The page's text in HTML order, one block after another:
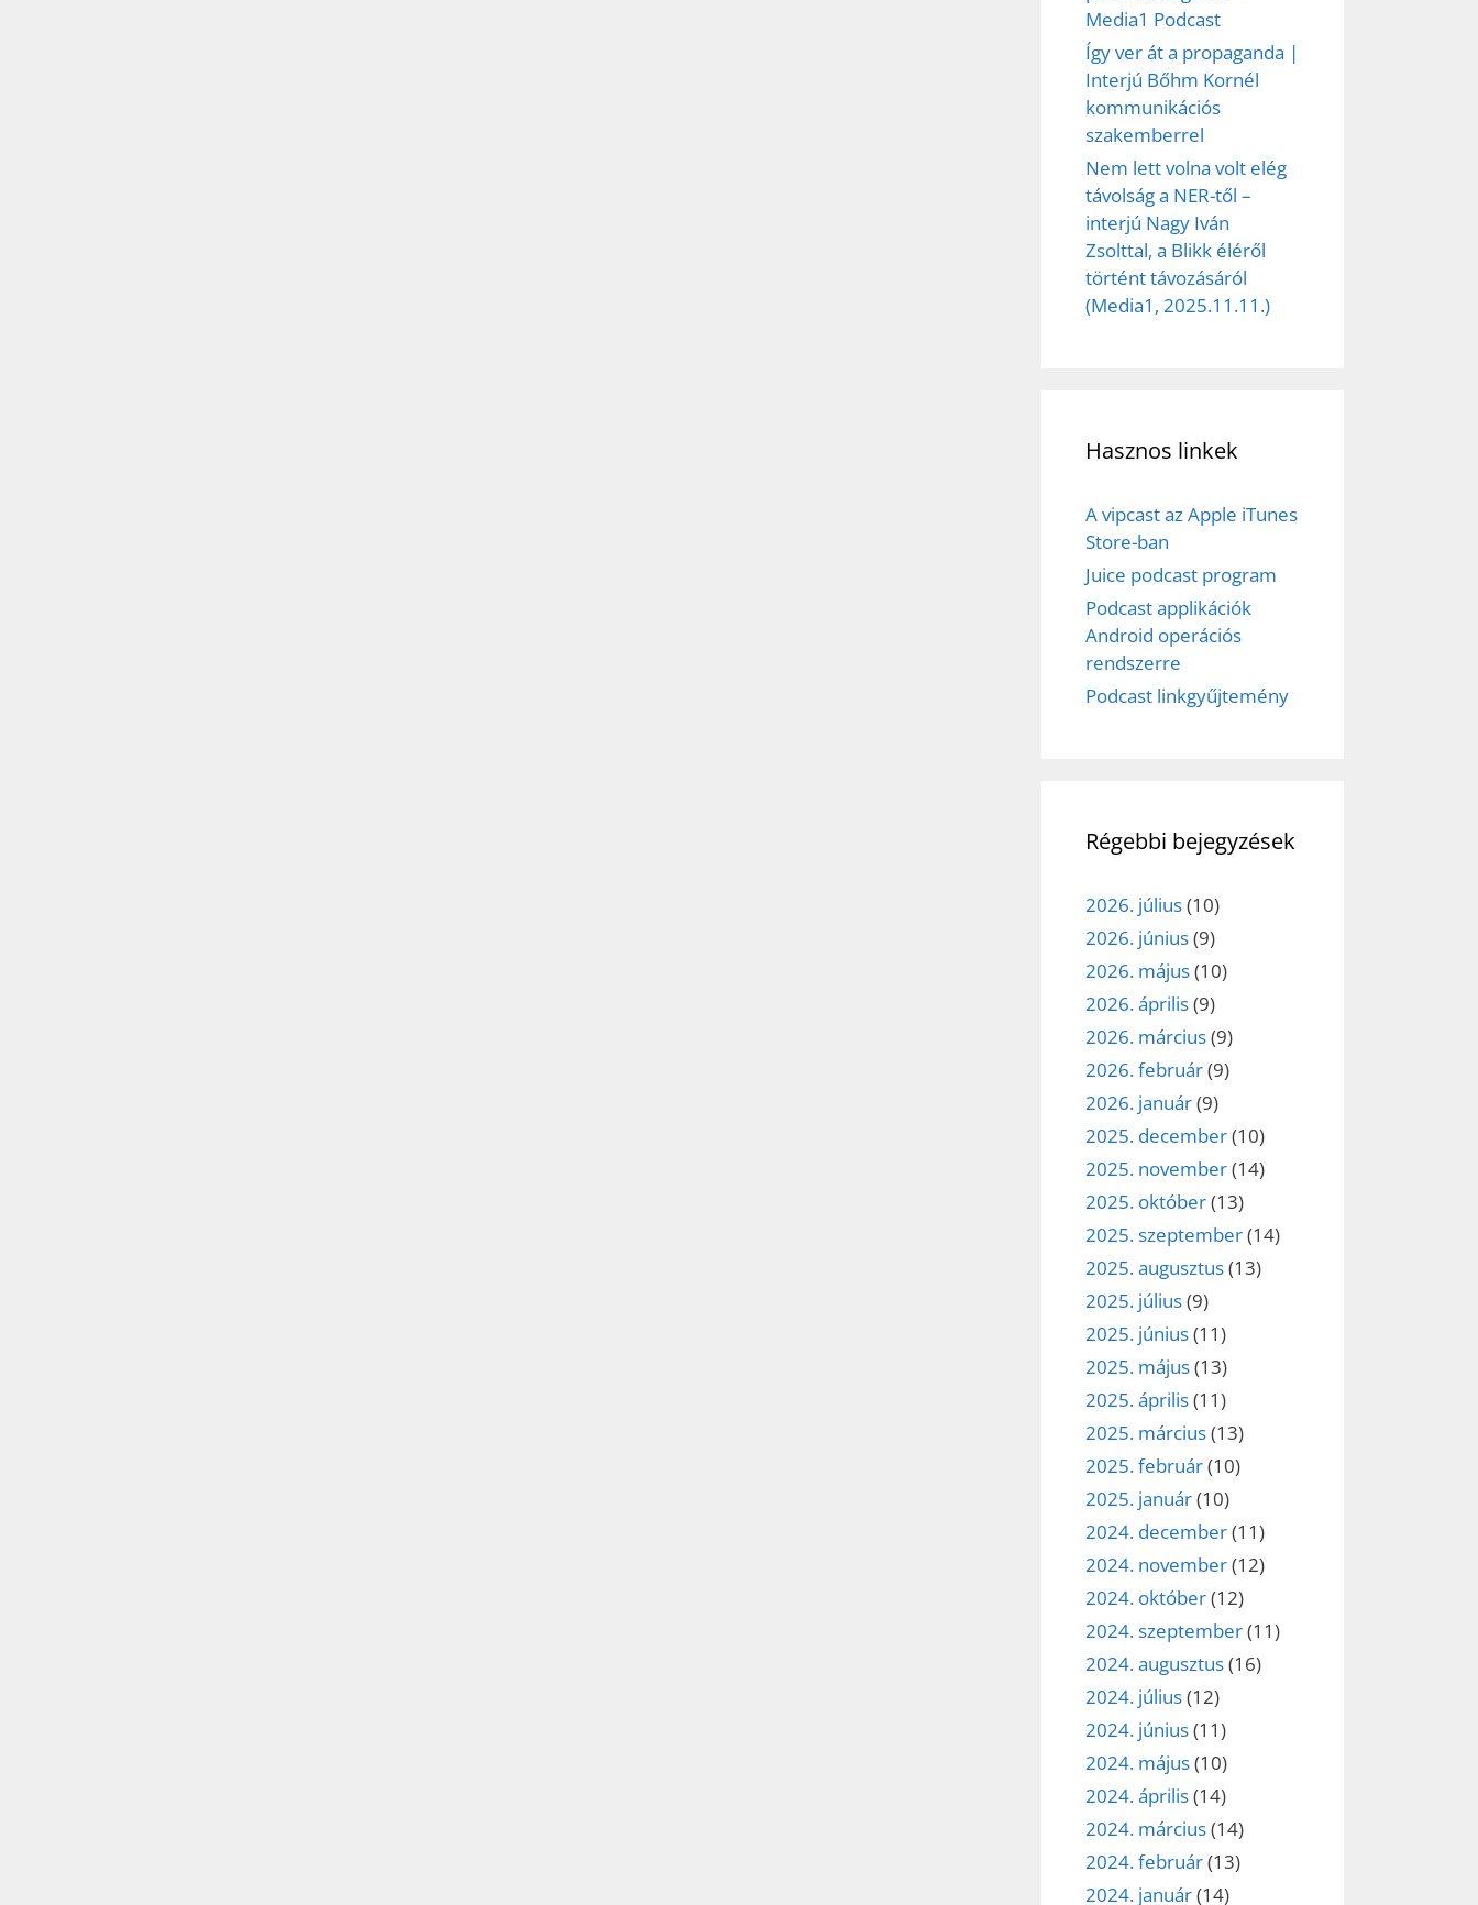
Media1 Podcast
Így ver át a propaganda |
Interjú Bőhm Kornél
kommunikációs
szakemberrel
Nem lett volna volt elég
távolság a NER-től –
interjú Nagy Iván
Zsolttal, a Blikk éléről
történt távozásáról
(Media1, 2025.11.11.)
Hasznos linkek
A vipcast az Apple iTunes
Store-ban
Juice podcast program
Podcast applikációk
Android operációs
rendszerre
Podcast linkgyűjtemény
Régebbi bejegyzések
2026. július(10)
2026. június(9)
2026. május(10)
2026. április(9)
2026. március(9)
2026. február(9)
2026. január(9)
2025. december(10)
2025. november(14)
2025. október(13)
2025. szeptember(14)
2025. augusztus(13)
2025. július(9)
2025. június(11)
2025. május(13)
2025. április(11)
2025. március(13)
2025. február(10)
2025. január(10)
2024. december(11)
2024. november(12)
2024. október(12)
2024. szeptember(11)
2024. augusztus(16)
2024. július(12)
2024. június(11)
2024. május(10)
2024. április(14)
2024. március(14)
2024. február(13)
2024. január(14)